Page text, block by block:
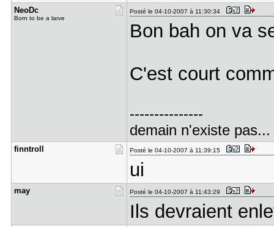
NeoDc
Born to be a larve
Posté le 04-10-2007 à 11:30:34
Bon bah on va
C'est court
---------------
demain n'existe pas...
finntroll Posté le 04-10-2007 à 11:39:15
ui
may Posté le 04-10-2007 à 11:43:29
Ils devraient